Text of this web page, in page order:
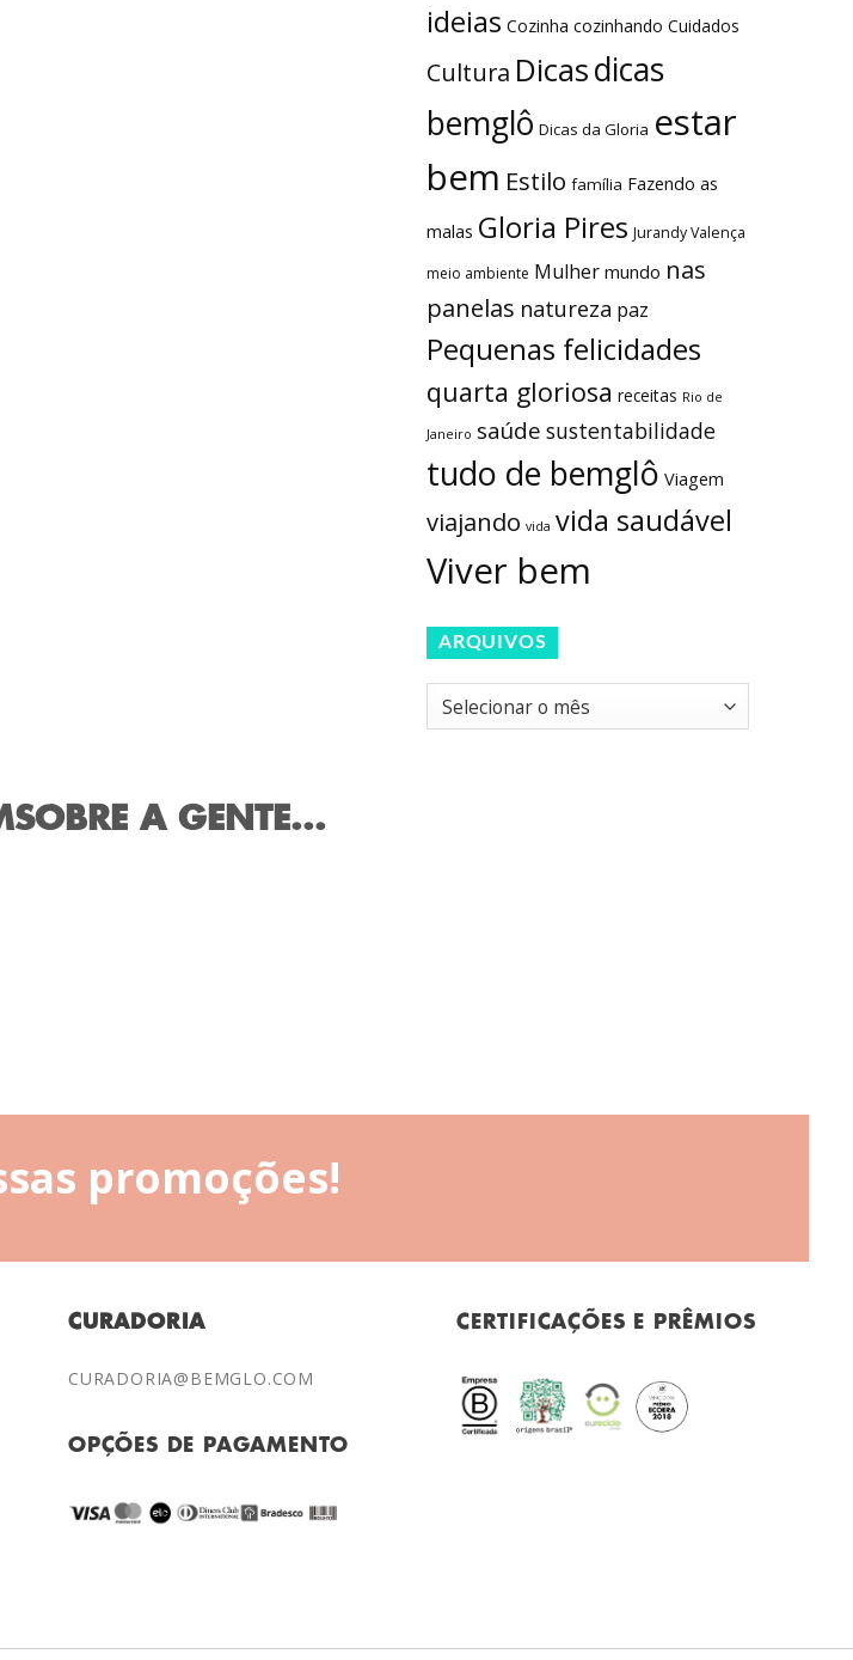
ideias Cozinha cozinhando Cuidados
Cultura Dicasdicas
bemglô Dicas da Gloria estar
bem Estilo família Fazendo as
malas Gloria Pires Jurandy Valença
meio ambiente Mulher mundo nas
panelas natureza paz
Pequenas felicidades
quarta gloriosa receitas Rio de
Janeiro saúde sustentabilidade
tudo de bemglô Viagem
viajando vida vida saudável
Viver bem
ARQUIVOS
Arquivos
SOBRE A GENTE...
promoções!
CURADORIA
CURADORIA@BEMGLO.COM
OPÇÕES DE PAGAMENTO
CERTIFICAÇÕES E PRÊMIOS